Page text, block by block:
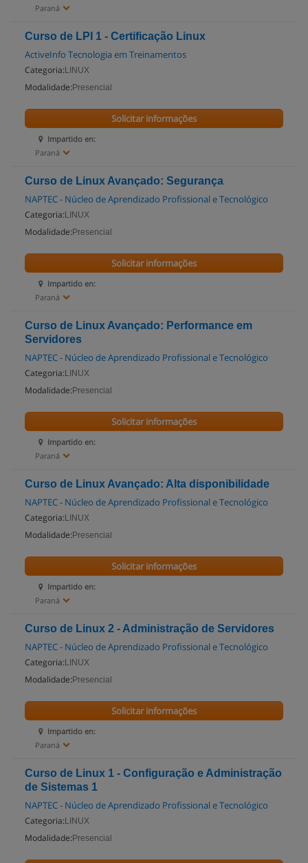
Paraná
Curso de LPI 1 - Certificação Linux
ActiveInfo Tecnologia em Treinamentos
Categoria: LINUX
Modalidade: Presencial
Impartido en:
Paraná
Solicitar informações
Curso de Linux Avançado: Segurança
NAPTEC - Núcleo de Aprendizado Profissional e Tecnológico
Categoria: LINUX
Modalidade: Presencial
Impartido en:
Paraná
Solicitar informações
Curso de Linux Avançado: Performance em
Servidores
NAPTEC - Núcleo de Aprendizado Profissional e Tecnológico
Categoria: LINUX
Modalidade: Presencial
Impartido en:
Paraná
Solicitar informações
Curso de Linux Avançado: Alta disponibilidade
NAPTEC - Núcleo de Aprendizado Profissional e Tecnológico
Categoria: LINUX
Modalidade: Presencial
Impartido en:
Paraná
Solicitar informações
Curso de Linux 2 - Administração de Servidores
NAPTEC - Núcleo de Aprendizado Profissional e Tecnológico
Categoria: LINUX
Modalidade: Presencial
Impartido en:
Paraná
Solicitar informações
Curso de Linux 1 - Configuração e Administração
de Sistemas 1
NAPTEC - Núcleo de Aprendizado Profissional e Tecnológico
Categoria: LINUX
Modalidade: Presencial